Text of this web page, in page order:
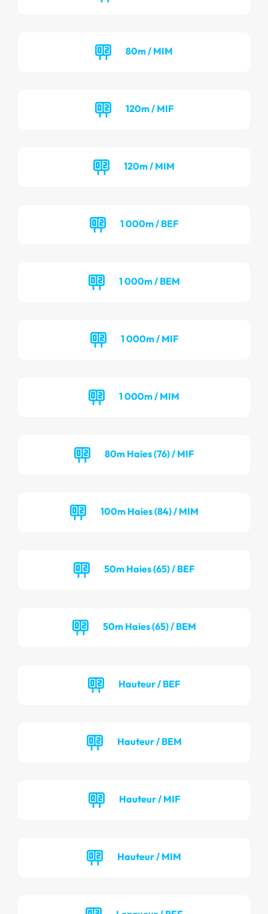
80m / MIM
120m / MIF
120m / MIM
1 000m / BEF
1 000m / BEM
1 000m / MIF
1 000m / MIM
80m Haies (76) / MIF
100m Haies (84) / MIM
50m Haies (65) / BEF
50m Haies (65) / BEM
Hauteur / BEF
Hauteur / BEM
Hauteur / MIF
Hauteur / MIM